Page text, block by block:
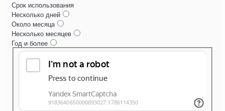
Срок использования
Несколько дней
Около месяца
Несколько месяцев
Год и более